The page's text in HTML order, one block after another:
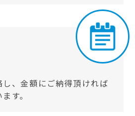
、金額にご納得頂ければ
す。